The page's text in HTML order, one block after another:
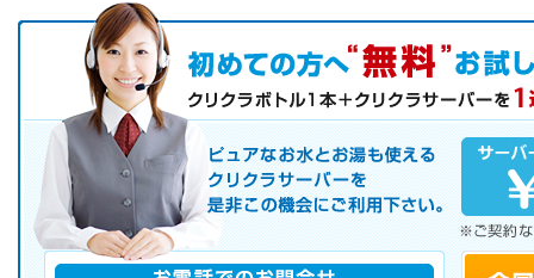
初めての方へ キャンペーン実施中！
お気軽にお申し込み下さい。
ピュアなお水とお湯も使えるクリクラサーバーを是非この機会にご
サーバレンタル
ご自宅まで配送
※ご契約なさらなくても結構です。
お電話でのお問合せ